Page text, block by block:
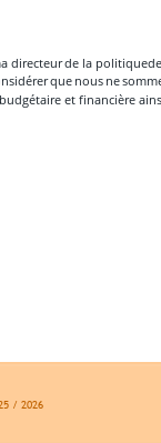
/ 2026
directeurde la politique
que nous ne
et financière